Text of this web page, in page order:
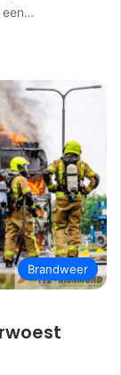
een…
Brandweer